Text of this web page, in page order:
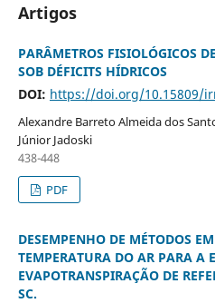
Artigos
PARÂMETROS FISIOLÓGICOS
SOB DÉFICITS HÍDRICOS
DOI: https://doi.org/10.15809/
Alexandre Barreto Almeida dos
Júnior Jadoski
438-448
PDF
DESEMPENHO DE MÉTODOS
TEMPERATURA DO AR PARA A
EVAPOTRANSPIRAÇÃO DE
SC.